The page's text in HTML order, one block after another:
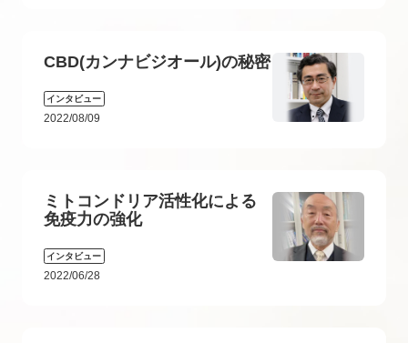
CBD(カンナビジオール)の秘密
インタビュー
2022/08/09
ミトコンドリア活性化による
免疫力の強化
インタビュー
2022/06/28